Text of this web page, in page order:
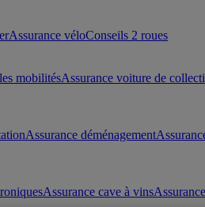
Assurance véloConseils 2 roues
mobilitésAssurance voiture de
Assurance déménagement
Assurance cave à vins